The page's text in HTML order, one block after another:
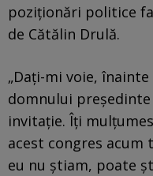
poziționări politice
de Cătălin Drulă.
„Daţi-mi voie,
domnului
invitaţie. Îţi
acest congres
eu nu ştiam, poate